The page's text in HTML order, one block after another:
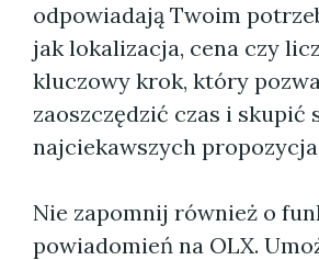
odpowiadają Twoim
jak lokalizacja, cena czy
kluczowy krok, który
zaoszczędzić czas i skupić
najciekawszych
Nie zapomnij również o
powiadomień na OLX.